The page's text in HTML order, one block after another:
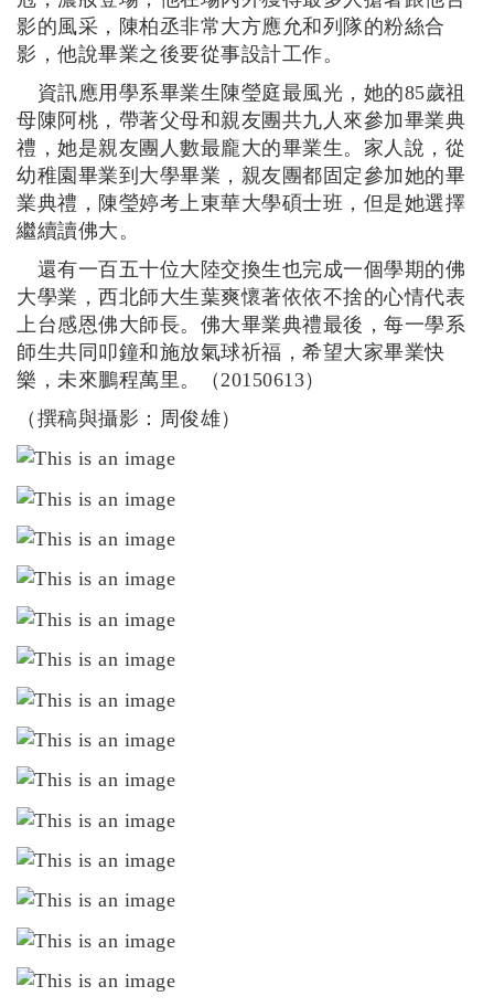
影的風采，陳柏丞非常大方應允和列隊的粉絲合
影，他說畢業之後要從事設計工作。
資訊應用學系畢業生陳瑩庭最風光，她的85歲祖
母陳阿桃，帶著父母和親友團共九人來參加畢業典
禮，她是親友團人數最龐大的畢業生。家人說，從
幼稚園畢業到大學畢業，親友團都固定參加她的畢
業典禮，陳瑩婷考上東華大學碩士班，但是她選擇
繼續讀佛大。
還有一百五十位大陸交換生也完成一個學期的佛
大學業，西北師大生葉爽懷著依依不捨的心情代表
上台感恩佛大師長。佛大畢業典禮最後，每一學系
師生共同叩鐘和施放氣球祈福，希望大家畢業快
樂，未來鵬程萬里。（ 20150613）
（撰稿與攝影：周俊雄）